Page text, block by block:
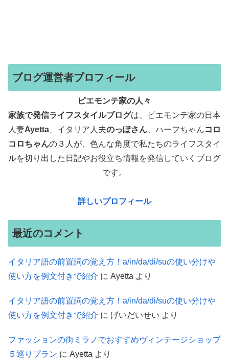
ブログ運営者プロフィール
ピエモンテ家の人々
家族で発信ライフスタイルブログは、ピエモンテ家の日本
人妻Ayetta 、イタリア人夫のっぽさん 、ハーフちゃんコロ
コロちゃんの３人が、色んな角度で私たちのライフスタイ
ルを切り出した日記やお役立ち情報を発信していくブログ
です。
詳しいプロフィール
最近のコメント
イタリア語の前置詞の覚え方！a/in/da/di/suの使い分けや
使い方を例文付きで紹介 に Ayetta より
イタリア語の前置詞の覚え方！a/in/da/di/suの使い分けや
使い方を例文付きで紹介 に げいだいせい より
ファッションの街ミラノでおすすめヴィンテージショップ
５巡りプラン に Ayetta より